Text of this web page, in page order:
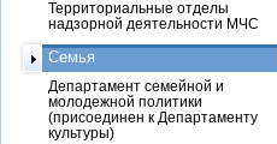
Территориальные отделы
надзорной деятельности МЧС
Семья
Департамент семейной и
молодежной политики
(присоединен к Департаменту
культуры)